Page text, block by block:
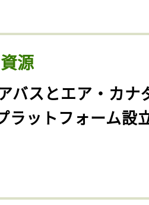
源
バスとエア・カナ
ラットフォーム設